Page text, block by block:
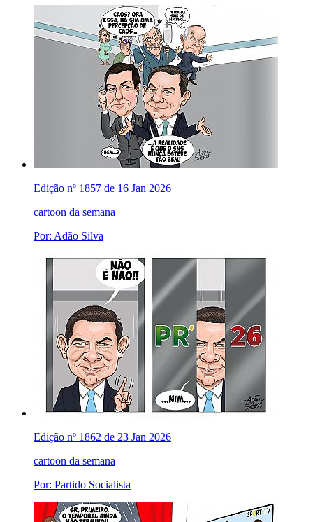
Edição nº 1857 de 16 Jan 2026
cartoon da semana
Por: Adão Silva
Edição nº 1862 de 23 Jan 2026
cartoon da semana
Por: Partido Socialista